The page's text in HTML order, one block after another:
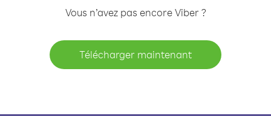
Vous n’avez pas encore Viber ?
Télécharger maintenant